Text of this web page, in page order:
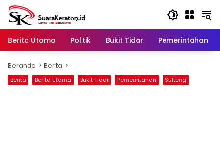
Langsung
konten
Berita Utama
Politik Bukit Tidar Pemerintahan
Beranda Berita
Berita Berita Utama Bukit Tidar Pemerintahan Sulteng